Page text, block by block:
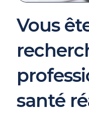
Vous
santé